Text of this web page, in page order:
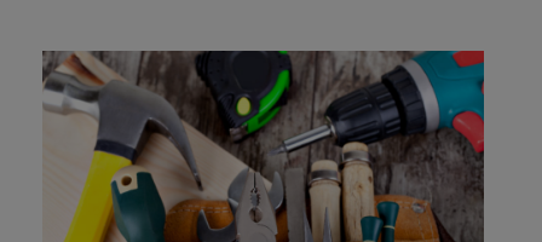
COLORIFICIO
PELLET E LEGNA
CONTATTI